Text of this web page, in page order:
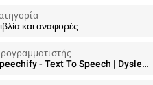
και αναφορές
Speechify - Text To Speech | Dyslexia Reading